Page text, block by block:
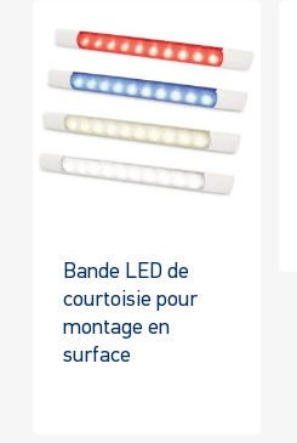
Bande LED de
courtoisie pour
montage en
surface